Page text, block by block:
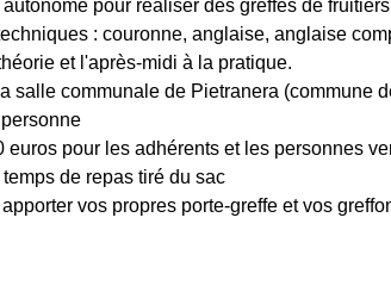
pour réaliser des greffes de
: couronne, anglaise, anglaise
et l'après-midi à la pratique.
salle communale de Pietranera (commune
euros pour les adhérents et les personnes
de repas tiré du sac
vos propres porte-greffe et vos